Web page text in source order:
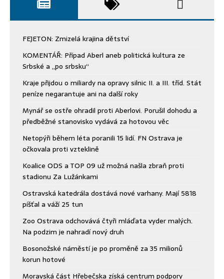
FEJETON: Zmizelá krajina dětství
KOMENTÁŘ: Případ Aberl aneb politická kultura ze
Srbské a „po srbsku“
Kraje přijdou o miliardy na opravy silnic II. a III. tříd. Stát
peníze negarantuje ani na další roky
Mynář se ostře ohradil proti Aberlovi. Porušil dohodu a
předběžné stanovisko vydává za hotovou věc
Netopýři během léta poranili 15 lidí. FN Ostrava je
očkovala proti vzteklině
Koalice ODS a TOP 09 už možná našla zbraň proti
stadionu Za Lužánkami
Ostravská katedrála dostává nové varhany. Mají 5818
píšťal a váží 25 tun
Zoo Ostrava odchovává čtyři mláďata vyder malých.
Na podzim je nahradí nový druh
Bosonožské náměstí je po proměně za 35 milionů
korun hotové
Moravská část Hřebečska získá centrum podpory